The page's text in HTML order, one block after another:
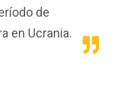
de
en Ucrania.